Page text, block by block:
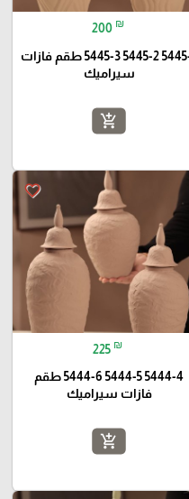
200 ₪
5445-1 5445-2 5445-3 طقم فازات
سيراميك
add_shopping_cart
favorite_border
225 ₪
5444-4 5444-5 5444-6 طقم
فازات سيراميك
add_shopping_cart